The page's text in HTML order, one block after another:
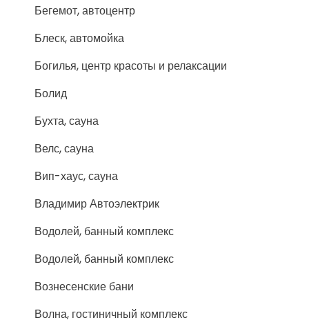
Бегемот, автоцентр
Блеск, автомойка
Богилья, центр красоты и релаксации
Болид
Бухта, сауна
Велс, сауна
Вип-хаус, сауна
Владимир Автоэлектрик
Водолей, банный комплекс
Водолей, банный комплекс
Вознесенские бани
Волна, гостиничный комплекс